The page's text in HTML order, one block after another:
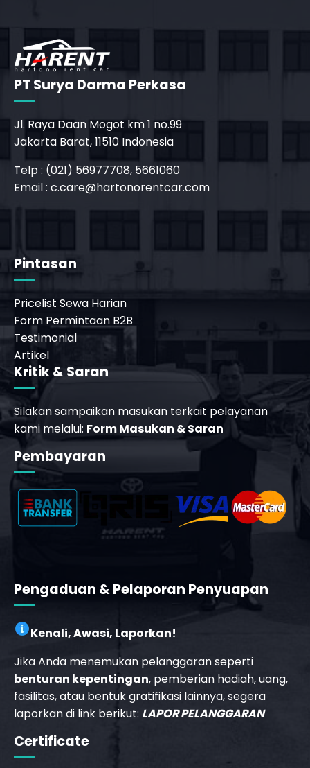
PT Surya Darma Perkasa
Jl. Raya Daan Mogot km 1 no.99
Jakarta Barat, 11510 Indonesia
Telp : (021) 56977708, 5661060
Email : c.care@hartonorentcar.com
Pintasan
Pricelist Sewa Harian
Form Permintaan B2B
Testimonial
Artikel
Kritik & Saran
Silakan sampaikan masukan terkait pelayanan
kami melalui: Form Masukan & Saran
Pembayaran
Pengaduan & Pelaporan Penyuapan
Kenali, Awasi, Laporkan!
Jika Anda menemukan pelanggaran seperti
benturan kepentingan, pemberian hadiah, uang,
fasilitas, atau bentuk gratifikasi lainnya, segera
laporkan di link berikut: LAPOR PELANGGARAN
Certificate